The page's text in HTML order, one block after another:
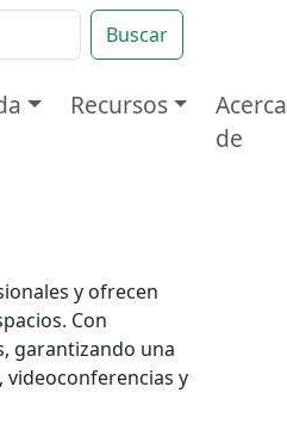
Buscar
Recursos
Acerca
de
y ofrecen
Con
garantizando una
videoconferencias y